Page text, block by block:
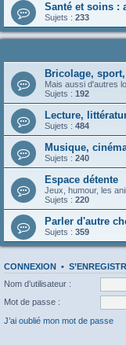
Santé et soins :
Sujets : 233
Bricolage,
Mais aussi d'autres
Sujets : 192
Lecture,
Sujets : 484
Musique,
Sujets : 240
Espace détente
Jeux, humour, les
Sujets : 220
Parler d'autre
Sujets : 359
CONNEXION •
Nom d’utilisateur :
Mot de passe :
J’ai oublié mon mot de passe